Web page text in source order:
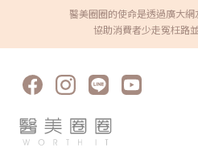
先對！★溫馨提醒★小編要提醒大家，醫
程都伴隨著風險。因此，作為消費者應
鳳凰電波偏向輪廓拉提與深層緊實。選
療程名氣。Q2：無雙電波可以取代鳳凰
療程定位不同，並非互相取代關係。若
作。Q4：電波拉提可以維持多久？維持
保養方式、能量設定與個人體質不同而
感，建議先讓肌膚休息，並加強保濕與
護。選對療程，比跟風更重要無雙電波
膚質與自然緊緻，後者則更聚焦在輪廓
醫美圈圈的使命是透過廣大
協助消費者少走冤枉路